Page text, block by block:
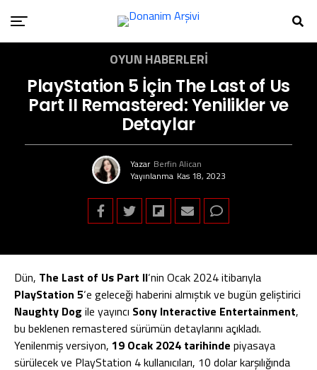
OYUN HABERLERI
PlayStation 5 İçin The Last of Us
Part II Remastered: Yenilikler ve
Detaylar
Yazar Berfin Alican
Yayınlanma Kas 18, 2023
Dün, The Last of Us Part II‘nin Ocak 2024 itibarıyla
PlayStation 5‘e geleceği haberini almıştık ve bugün geliştirici
Naughty Dog ile yayıncı Sony Interactive Entertainment,
bu beklenen remastered sürümün detaylarını açıkladı.
Yenilenmiş versiyon, 19 Ocak 2024 tarihinde piyasaya
sürülecek ve PlayStation 4 kullanıcıları, 10 dolar karşılığında